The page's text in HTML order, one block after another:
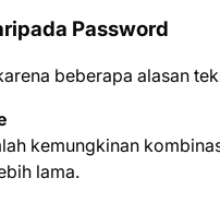
Password
beberapa alasan
kemungkinan
lama.